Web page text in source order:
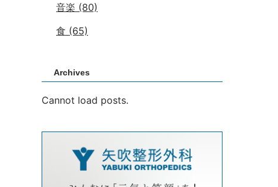
音楽 (80)
食 (65)
Archives
Cannot load posts.